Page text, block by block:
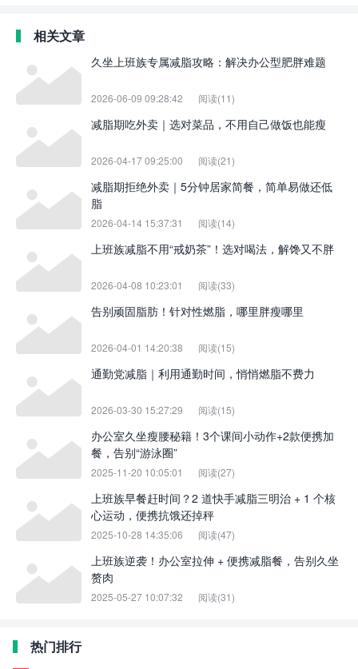
相关文章
久坐上班族专属减脂攻略：解决办公型肥胖难题
2026-06-09 09:28:42 阅读(11)
减脂期吃外卖｜选对菜品，不用自己做饭也能瘦
2026-04-17 09:25:00 阅读(21)
减脂期拒绝外卖｜5分钟居家简餐，简单易做还低
脂
2026-04-14 15:37:31 阅读(14)
上班族减脂不用“戒奶茶”！选对喝法，解馋又不胖
2026-04-08 10:23:01 阅读(33)
告别顽固脂肪！针对性燃脂，哪里胖瘦哪里
2026-04-01 14:20:38 阅读(15)
通勤党减脂｜利用通勤时间，悄悄燃脂不费力
2026-03-30 15:27:29 阅读(15)
办公室久坐瘦腰秘籍！3个课间小动作+2款便携加
餐，告别“游泳圈”
2025-11-20 10:05:01 阅读(27)
上班族早餐赶时间？2 道快手减脂三明治 + 1 个核
心运动，便携抗饿还掉秤
2025-10-28 14:35:06 阅读(47)
上班族逆袭！办公室拉伸 + 便携减脂餐，告别久坐
赘肉
2025-05-27 10:07:32 阅读(31)
热门排行